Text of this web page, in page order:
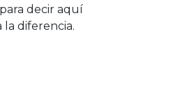
decir aquí
la diferencia.